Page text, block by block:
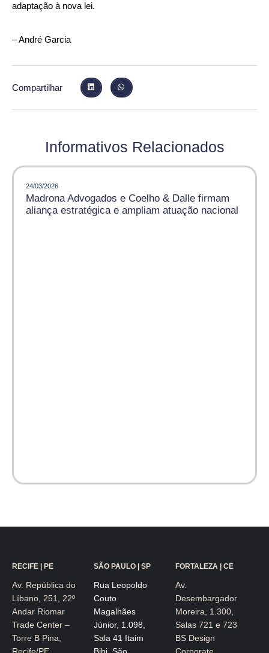
adaptação à nova lei.
– André Garcia
Compartilhar
Informativos Relacionados
24/03/2026
Madrona Advogados e Coelho & Dalle firmam
aliança estratégica e ampliam atuação nacional
RECIFE | PE
Av. República do
Líbano, 251, 22º
Andar Riomar
Trade Center –
Torre B Pina,
SÃO PAULO | SP
Rua Leopoldo
Couto
Magalhães
Júnior, 1.098,
Sala 41 Itaim
FORTALEZA | CE
Av.
Desembargador
Moreira, 1.300,
Salas 721 e 723
BS Design